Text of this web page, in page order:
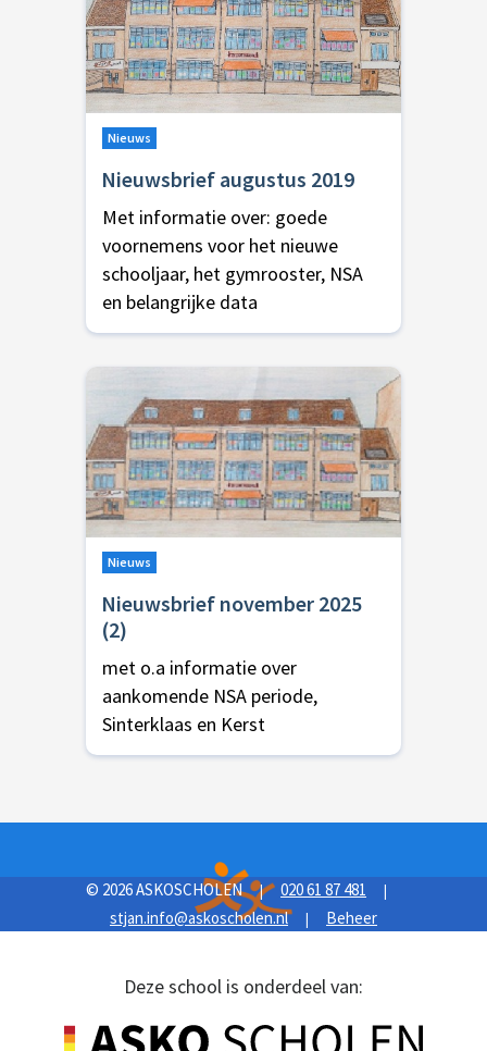
Nieuws
Nieuwsbrief augustus 2019
Met informatie over: goede
voornemens voor het nieuwe
schooljaar, het gymrooster, NSA
en belangrijke data
Nieuws
Nieuwsbrief november 2025
(2)
met o.a informatie over
aankomende NSA periode,
Sinterklaas en Kerst
© 2026 ASKOSCHOLEN | 020 61 87 481 |
stjan.info@askoscholen.nl | Beheer
Deze school is onderdeel van: